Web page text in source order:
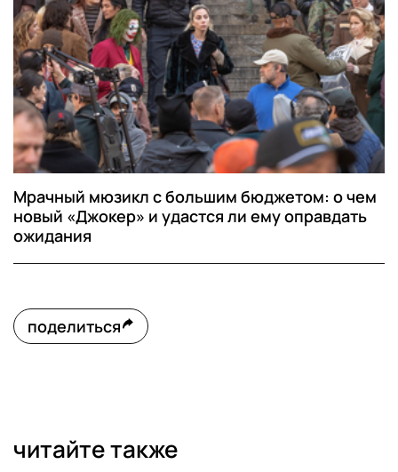
Мрачный мюзикл с большим бюджетом: о чем
новый «Джокер» и удастся ли ему оправдать
ожидания
поделиться
читайте также